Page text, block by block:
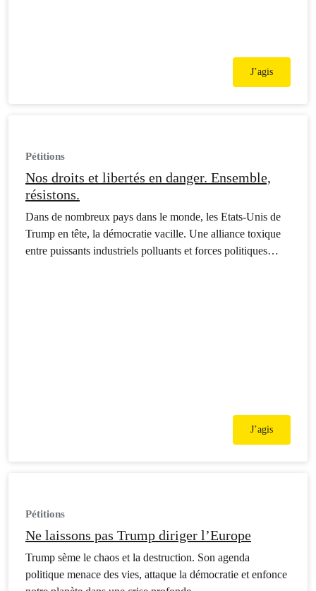
J’agis
Pétitions
Nos droits et libertés en danger. Ensemble,
résistons.
Dans de nombreux pays dans le monde, les Etats-Unis de
Trump en tête, la démocratie vacille. Une alliance toxique
entre puissants industriels polluants et forces politiques
J’agis
Pétitions
Ne laissons pas Trump diriger l’Europe
Trump sème le chaos et la destruction. Son agenda
politique menace des vies, attaque la démocratie et enfonce